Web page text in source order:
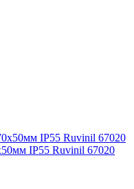
IP55 Ruvinil 67020